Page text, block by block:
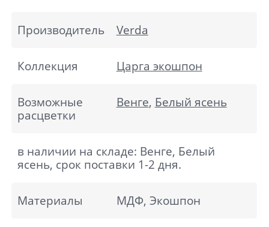
Производитель Verda
Коллекция Царга экошпон
Возможные
расцветки
Венге, Белый ясень
в наличии на складе: Венге, Белый
ясень, срок поставки 1-2 дня.
Материалы МДФ, Экошпон